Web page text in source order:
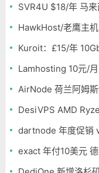
SVR4U $18/年 马
Kuroit：£15/年
Lamhosting 10元/
dartnode 年度促销
exact 年付10美元